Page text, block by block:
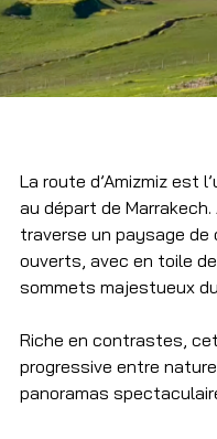
La route d’Amizmiz est
au départ de
traverse un paysage
ouverts, avec en toile
sommets majestueux
Riche en contrastes,
progressive entre
panoramas